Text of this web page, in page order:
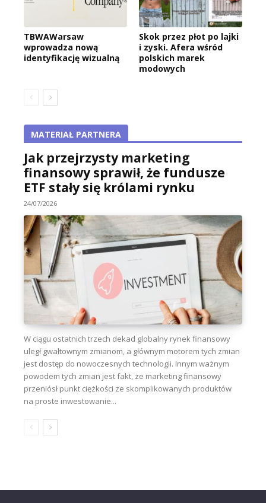
TBWAWarsaw
wprowadza nową
identyfikację wizualną
Skok przez płot po lajki
i zyski. Afera wśród
polskich marek
modowych
MATERIAŁ PARTNERA
Jak przejrzysty marketing
finansowy sprawił, że fundusze
ETF stały się królami rynku
24/07/2026
W ciągu ostatnich trzech dekad globalny rynek finansowy
uległ gwałtownym zmianom, a głównym motorem tych zmian
jest dostęp do nowoczesnych technologii. Innym ważnym
powodem tych zmian jest fakt, że marketing finansowy
przeniósł punkt ciężkości ze skomplikowanych produktów
na proste inwestowanie...